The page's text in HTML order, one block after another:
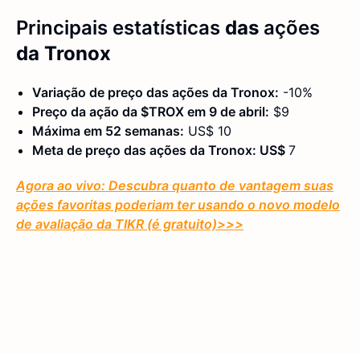
Principais estatísticas das ações
da Tronox
Variação de preço das ações da Tronox: -10%
Preço da ação da $TROX em 9 de abril: $9
Máxima em 52 semanas: US$ 10
Meta de preço das ações da Tronox: US$ 7
Agora ao vivo: Descubra quanto de vantagem suas
ações favoritas poderiam ter usando o novo modelo
de avaliação da TIKR (é gratuito)>>>